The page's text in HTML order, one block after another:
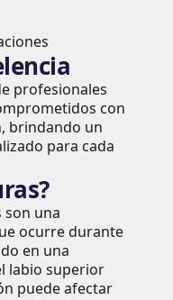
profesionales
con
brindando un
para cada
son una
ocurre durante
en una
labio superior
puede afectar